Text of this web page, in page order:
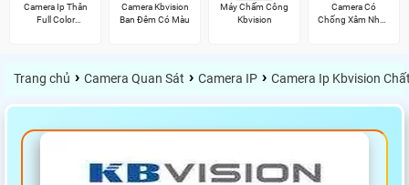
Camera Ip Thân
Full Color
Camera Kbvision
Ban Đêm Có Màu
Máy Chấm Công
Kbvision
Camera Có
Chống Xâm Nhập
Trang chủ › Camera Quan Sát › Camera IP › Camera Ip Kbvision